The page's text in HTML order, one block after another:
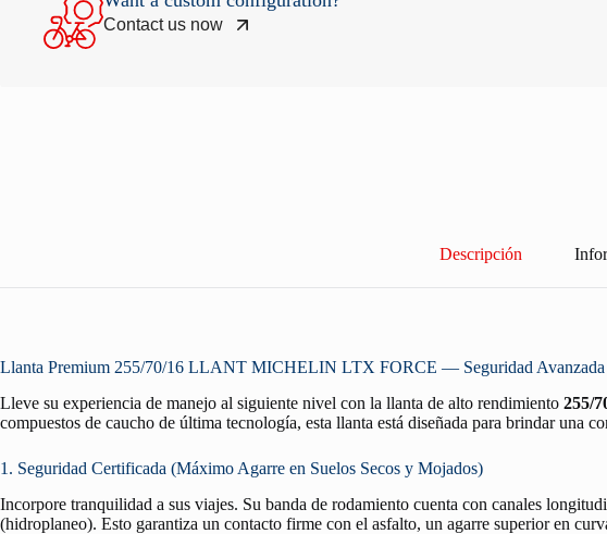
Contact us now
Descripción
Llanta Premium 255/70/16 LLANT MICHELIN LTX FORCE — Seguridad Avanzada
Lleve su experiencia de manejo al siguiente nivel con la llanta de alto rendimiento 255/
compuestos de caucho de última tecnología, esta llanta está diseñada para brindar
1. Seguridad Certificada (Máximo Agarre en Suelos Secos y Mojados)
Incorpore tranquilidad a sus viajes. Su banda de rodamiento cuenta con canales
(hidroplaneo). Esto garantiza un contacto firme con el asfalto, un agarre superior en